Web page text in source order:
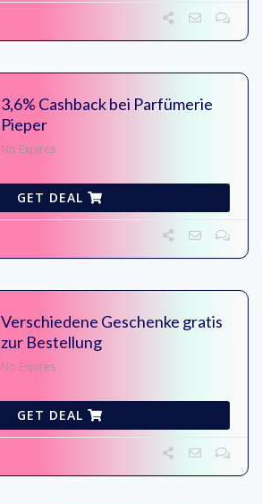
3,6% Cashback bei Parfümerie
Pieper
No Expires
GET DEAL
Verschiedene Geschenke gratis
zur Bestellung
No Expires
GET DEAL